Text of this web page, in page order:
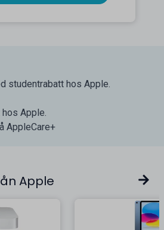
studentrabatt hos Apple.
hos Apple.
AppleCare+
Apple